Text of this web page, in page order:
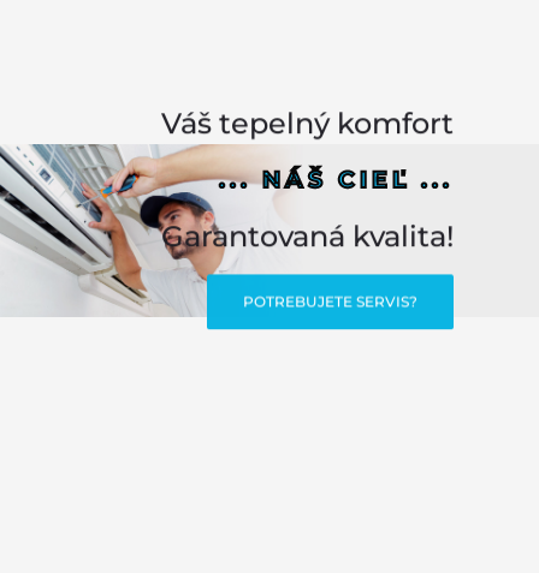
Váš tepelný komfort
... NÁŠ CIEĽ ...
Garantovaná kvalita!
POTREBUJETE SERVIS?